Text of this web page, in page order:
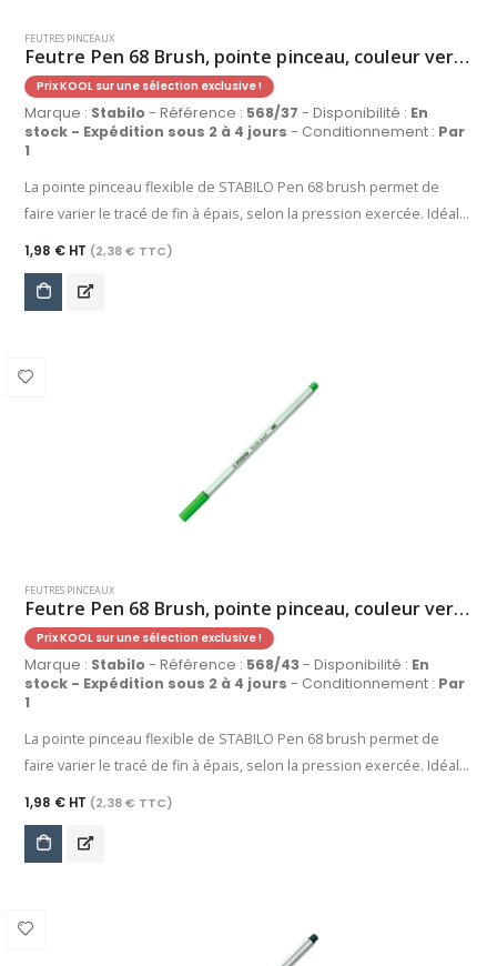
FEUTRES PINCEAUX
Feutre Pen 68 Brush, pointe pinceau, couleur vert épinard
Prix KOOL sur une sélection exclusive !
Marque : Stabilo - Référence : 568/37 - Disponibilité : En
stock - Expédition sous 2 à 4 jours - Conditionnement : Par
1
La pointe pinceau flexible de STABILO Pen 68 brush permet de
faire varier le tracé de fin à épais, selon la pression exercée. Idéal
pour l'écriture créative, le dessin, le lettering, les aplats et bien
68 brush permet aussi de réaliser des effets d'aquarelle, des
point 88 et STABILO Pen 68. Grâce à sa technologie anti-
dessèchement, ce feutre peut rester ouvert jusqu'à 24 heures
sans sécher. Débutant(e) ou artiste confirmé(e), laissez parler votre
1,98 € HT (2,38 € TTC)
FEUTRES PINCEAUX
Feutre Pen 68 Brush, pointe pinceau, couleur vert clair
Prix KOOL sur une sélection exclusive !
Marque : Stabilo - Référence : 568/43 - Disponibilité : En
stock - Expédition sous 2 à 4 jours - Conditionnement : Par
1
La pointe pinceau flexible de STABILO Pen 68 brush permet de
faire varier le tracé de fin à épais, selon la pression exercée. Idéal
pour l'écriture créative, le dessin, le lettering, les aplats et bien
68 brush permet aussi de réaliser des effets d'aquarelle, des
point 88 et STABILO Pen 68. Grâce à sa technologie anti-
dessèchement, ce feutre peut rester ouvert jusqu'à 24 heures
1,98 € HT (2,38 € TTC)